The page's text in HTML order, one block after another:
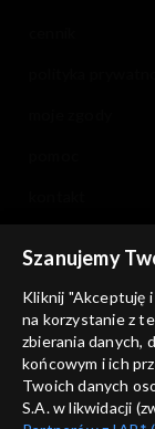
informacje o
Szanujemy
Kliknij "Akceptuję
na korzystanie z
zbierania danych,
końcowym i ich
Twoich danych
S.A. w likwidacji